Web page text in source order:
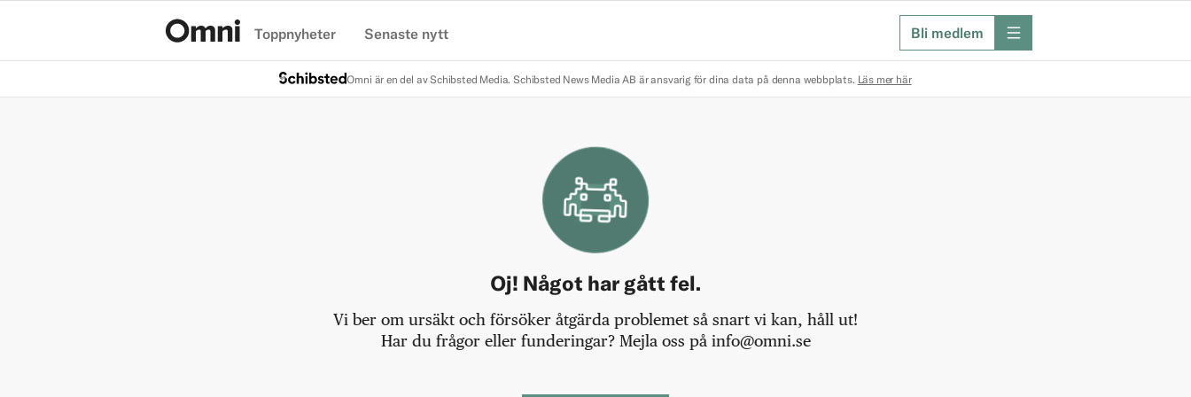
Toppnyheter Senaste nytt Bli medlem meny
Omni är en del av Schibsted Media. Schibsted News Media AB är ansvarig för dina data på denna webbplats. Läs mer här
Oj! Något har gått fel.
Vi ber om ursäkt och försöker åtgärda problemet så snart vi kan, håll ut!
Har du frågor eller funderingar? Mejla oss på info@omni.se